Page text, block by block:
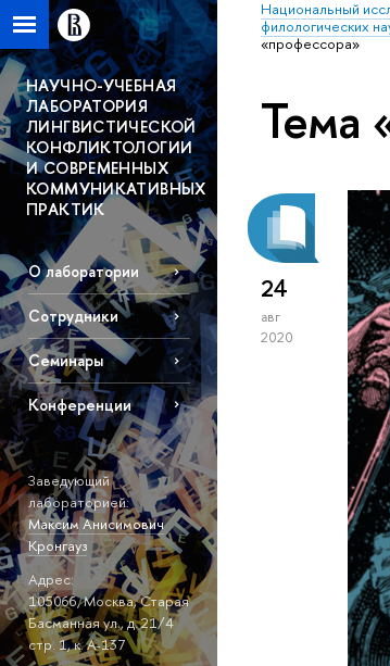
Национальный
филологических
«профессора»
НАУЧНО-УЧЕБНАЯ
ЛАБОРАТОРИЯ
ЛИНГВИСТИЧЕСКОЙ
КОНФЛИКТОЛОГИИ
И СОВРЕМЕННЫХ
КОММУНИКАТИВНЫХ
ПРАКТИК
О лаборатории
Сотрудники
Семинары
Конференции
Заведующий
лабораторией:
Максим Анисимович
Кронгауз
Адрес:
105066, Москва, Старая
Басманная ул., д. 21/4
стр. 1, к. А-137
Тема
24
авг
2020